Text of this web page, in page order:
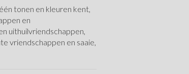
tonen en kleuren kent,
en
uithuilvriendschappen,
vriendschappen en saaie,